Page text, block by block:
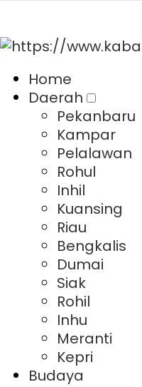
Home
Daerah
Pekanbaru
Kampar
Pelalawan
Rohul
Inhil
Kuansing
Riau
Bengkalis
Dumai
Siak
Rohil
Inhu
Meranti
Kepri
Budaya